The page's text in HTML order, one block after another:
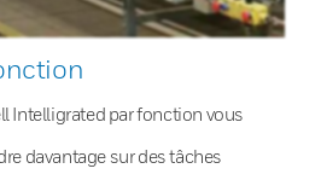
Intelligrated par fonction vous
davantage sur des tâches